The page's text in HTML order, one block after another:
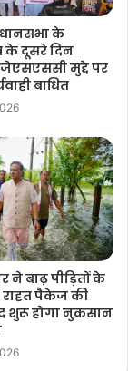
के
के दूसरे दिन
मुद्दे पर
बाधित
बाढ़ पीड़ितों के
पैकेज की
शुरू होगा नुकसान